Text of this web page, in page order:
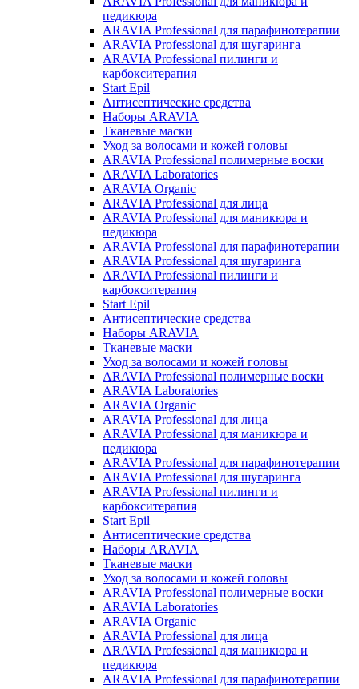
педикюра
ARAVIA Professional для парафинотерапии
ARAVIA Professional для шугаринга
ARAVIA Professional пилинги и
карбокситерапия
Start Epil
Антисептические средства
Наборы ARAVIA
Тканевые маски
Уход за волосами и кожей головы
ARAVIA Professional полимерные воски
ARAVIA Laboratories
ARAVIA Organic
ARAVIA Professional для лица
ARAVIA Professional для маникюра и
педикюра
ARAVIA Professional для парафинотерапии
ARAVIA Professional для шугаринга
ARAVIA Professional пилинги и
карбокситерапия
Start Epil
Антисептические средства
Наборы ARAVIA
Тканевые маски
Уход за волосами и кожей головы
ARAVIA Professional полимерные воски
ARAVIA Laboratories
ARAVIA Organic
ARAVIA Professional для лица
ARAVIA Professional для маникюра и
педикюра
ARAVIA Professional для парафинотерапии
ARAVIA Professional для шугаринга
ARAVIA Professional пилинги и
карбокситерапия
Start Epil
Антисептические средства
Наборы ARAVIA
Тканевые маски
Уход за волосами и кожей головы
ARAVIA Professional полимерные воски
ARAVIA Laboratories
ARAVIA Organic
ARAVIA Professional для лица
ARAVIA Professional для маникюра и
педикюра
ARAVIA Professional для парафинотерапии